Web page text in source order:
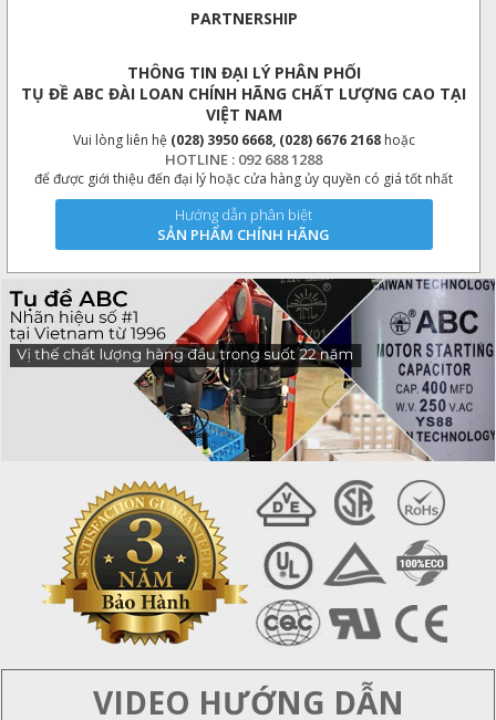
PARTNERSHIP
THÔNG TIN ĐẠI LÝ PHÂN PHỐI
TỤ ĐỀ ABC ĐÀI LOAN CHÍNH HÃNG CHẤT LƯỢNG CAO TẠI
VIỆT NAM
Vui lòng liên hệ (028) 3950 6668, (028) 6676 2168hoặc
HOTLINE : 092 688 1288
để được giới thiệu đến đại lý hoặc cửa hàng ủy quyền có giá tốt nhất
Hướng dẫn phân biệt
SẢN PHẨM CHÍNH HÃNG
VIDEO HƯỚNG DẪN